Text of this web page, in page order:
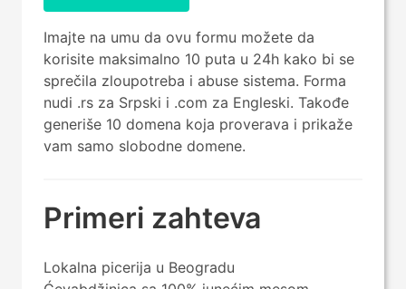
Imajte na umu da ovu formu možete da
korisite maksimalno 10 puta u 24h kako bi se
sprečila zloupotreba i abuse sistema. Forma
nudi .rs za Srpski i .com za Engleski. Takođe
generiše 10 domena koja proverava i prikaže
vam samo slobodne domene.
Primeri zahteva
Lokalna picerija u Beogradu